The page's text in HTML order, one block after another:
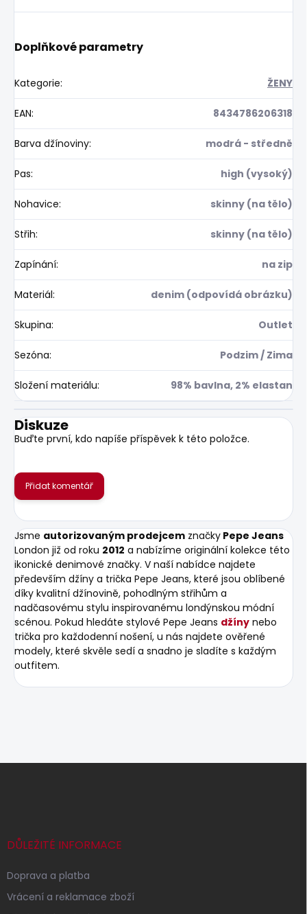
Doplňkové parametry
Kategorie: ŽENY
EAN: 8434786206318
Barva džínoviny: modrá - středně
Pas: high (vysoký)
Nohavice: skinny (na tělo)
Střih: skinny (na tělo)
Zapínání: na zip
Materiál: denim (odpovídá obrázku)
Skupina: Outlet
Sezóna: Podzim / Zima
Složení materiálu: 98% bavlna, 2% elastan
Diskuze
Buďte první, kdo napíše příspěvek k této položce.
Přidat komentář
Jsme autorizovaným prodejcem značky Pepe Jeans
London již od roku 2012 a nabízíme originální kolekce této
ikonické denimové značky. V naší nabídce najdete
především džíny a trička Pepe Jeans, které jsou oblíbené
díky kvalitní džínovině, pohodlným střihům a
nadčasovému stylu inspirovanému londýnskou módní
scénou. Pokud hledáte stylové Pepe Jeans džíny nebo
trička pro každodenní nošení, u nás najdete ověřené
modely, které skvěle sedí a snadno je sladíte s každým
outfitem.
Z
DŮLEŽITÉ INFORMACE
Doprava a platba
Vrácení a reklamace zboží